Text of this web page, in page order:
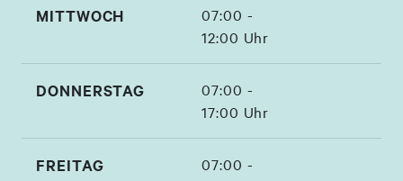
MITTWOCH
07:00 -
12:00 Uhr
DONNERSTAG
07:00 -
17:00 Uhr
FREITAG
07:00 -